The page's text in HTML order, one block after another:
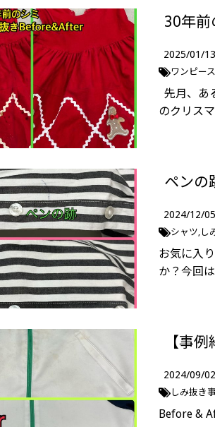
2025/01/13
ワンピース
先月、あ
のクリス
ペンの
2024/12/05
シャツ し
お気に入
か？今回
【事
2024/09/02
しみ抜き
Before &